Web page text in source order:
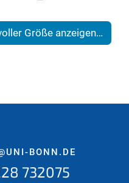
Größe anzeigen…
BONN.DE
732075